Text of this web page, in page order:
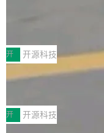
MPComm将作为一种传
ENT，实现零拷贝传输
传输性能最高提升5倍。
于自研UCL-Engine通
持续开源更多基于UCL-
件。 腾讯网平团队在
型案例入选名单》，深
开源 AI 编程平台
创新与落地成效成功入
助力企业AI研发安全落
经开始引入 AI Coding
型或企业内部部署模型
开 开源科技
深信服AI算力网关入选
前不久，工业和信息化
智能应用典型案例名单
各领域的应用成果，覆
开 开源科技